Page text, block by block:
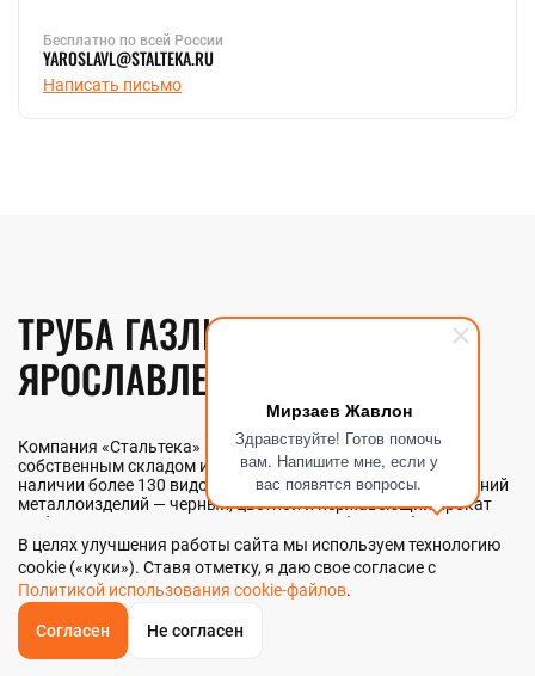
Мирзаев Жавлон
Здравствуйте! Готов помочь
вам. Напишите мне, если у
вас появятся вопросы.
ОБРАТНЫЙЗВОНОК
Бесплатно по всей России
YAROSLAVL@STALTEKA.RU
Написать письмо
ТРУБА ГАЗЛИФТНАЯ В
ЯРОСЛАВЛЕ
Компания «Стальтека» — поставщик металлопроката с
собственным складом и производством в Ярославле. В
наличии более 130 видов металлопроката и 70 наименований
металлоизделий — черный, цветной и нержавеющий прокат
любых типоразмеров. Мы реализуем трубу газлифтную как
оптом, так и в розницу прямо со склада из наличия или под
заказ. Контроль качества на всех этапах — от входного
анализа до отгрузки.
НАШИ ПРЕИМУЩЕСТВА
Главная
В целях улучшения работы сайта мы используем технологию
cookie («куки»). Ставя отметку, я даю свое согласие с
Политикой использования cookie-файлов.
Согласен Не согласен